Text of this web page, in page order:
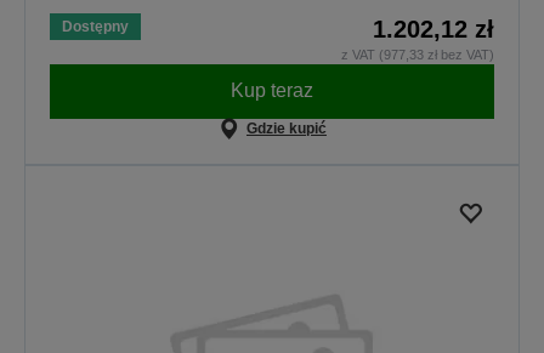
Dostępny 1.202,12 zł
z VAT (977,33 zł bez VAT)
Kup teraz
Gdzie kupić